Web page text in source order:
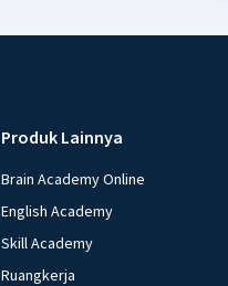
Produk Lainnya
Brain Academy Online
English Academy
Skill Academy
Ruangkerja